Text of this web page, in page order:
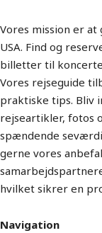
Vores mission er
USA. Find og
billetter til
Vores rejseguide
praktiske tips. Bliv
rejseartikler, fotos
spændende
gerne vores
hvilket sikrer en
Navigation